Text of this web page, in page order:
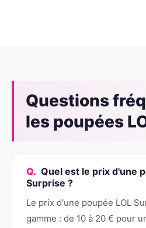
Questions
les poupées
Quel est le prix d'une
Surprise ?
Le prix d'une poupée LOL
gamme : de 10 à 20 € pour